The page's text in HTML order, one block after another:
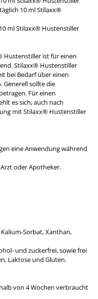
10 ml Stilaxx®
ml Stilaxx® Hustenstiller
Hustenstiller ist für einen
Stilaxx® Hustenstiller
bei Bedarf über einen
Generell sollte die
Für einen
es sich, auch nach
mit Stilaxx® Hustenstiller
eine Anwendung während
oder Apotheker.
Sorbat, Xanthan,
und zuckerfrei, sowie frei
Laktose und Gluten.
von 4 Wochen verbraucht